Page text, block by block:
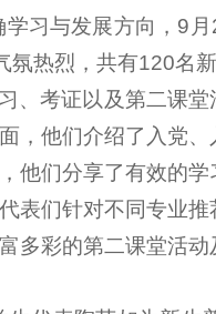
习与发展方向，9
热烈，共有120名
、考证以及第二课
，他们介绍了入党
他们分享了有效的
表们针对不同专业
多彩的第二课堂活